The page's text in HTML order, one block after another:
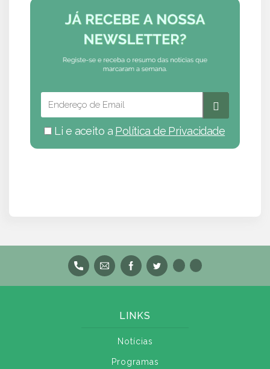
Li e aceito a Política de Privacidade
LINKS
Notícias
Programas